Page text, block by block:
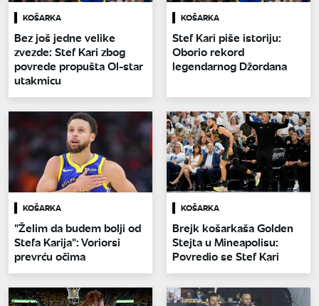
KOŠARKA
Bez još jedne velike
zvezde: Stef Kari zbog
povrede propušta Ol-star
utakmicu
KOŠARKA
Stef Kari piše istoriju:
Oborio rekord
legendarnog Džordana
KOŠARKA
"Želim da budem bolji od
Stefa Karija": Voriorsi
prevrću očima
KOŠARKA
Brejk košarkaša Golden
Stejta u Mineapolisu:
Povredio se Stef Kari